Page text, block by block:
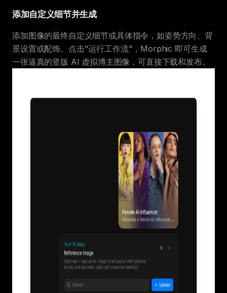
添加自定义细节并生成
添加图像的最终自定义细节或具体指令，如姿势方向、背
景设置或配饰。点击"运行工作流"，Morphic 即可生成
一张逼真的竖版 AI 虚拟博主图像，可直接下载和发布。